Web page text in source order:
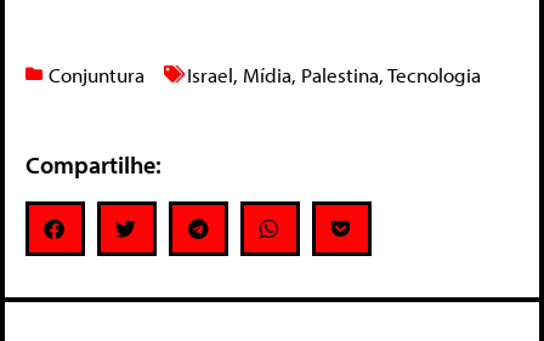
Conjuntura Israel, Mídia, Palestina,Tecnologia
Compartilhe: